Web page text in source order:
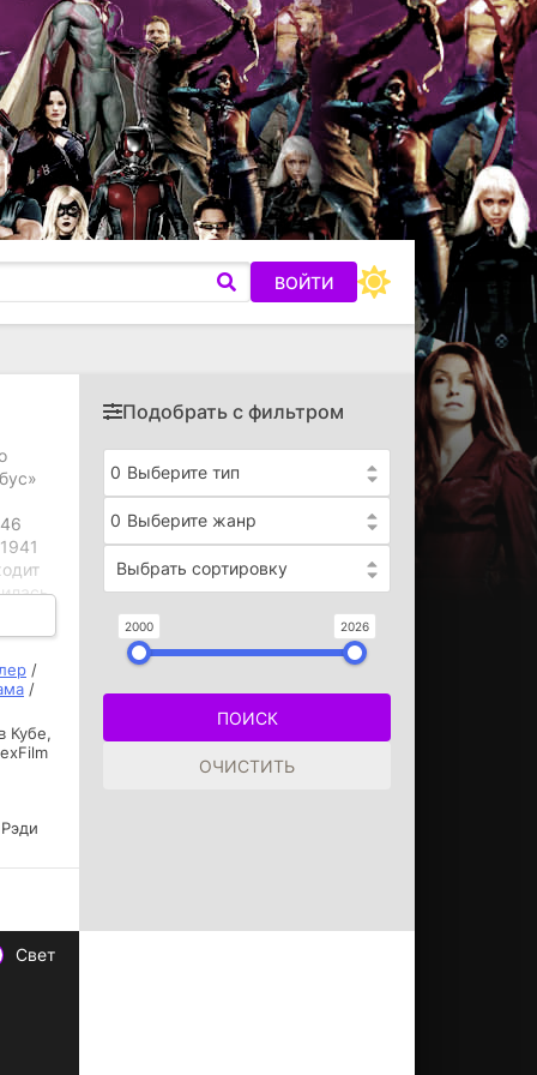
ВОЙТИ
/
/
Кубе,
Подобрать с фильтром
0 Выберите тип
0 Выберите жанр
Выбрать сортировку
2000 2026
Свет